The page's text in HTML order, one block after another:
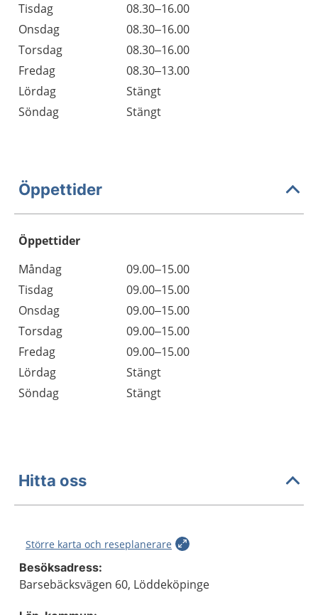
Tisdag
08.30–16.00
Onsdag
08.30–16.00
Torsdag
08.30–16.00
Fredag
08.30–13.00
Lördag
Stängt
Söndag
Stängt
Öppettider
Öppettider
Dag
Öppettider
Kommentarer
Måndag
09.00–15.00
Tisdag
09.00–15.00
Onsdag
09.00–15.00
Torsdag
09.00–15.00
Fredag
09.00–15.00
Lördag
Stängt
Söndag
Stängt
Hitta oss
Större karta och reseplanerare
Besöksadress:
Barsebäcksvägen 60, Löddeköpinge